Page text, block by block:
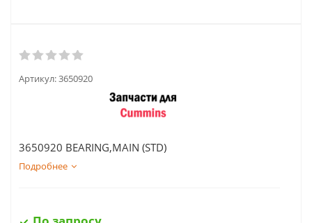
Артикул:3650920
3650920 BEARING,MAIN (STD)
Подробнее